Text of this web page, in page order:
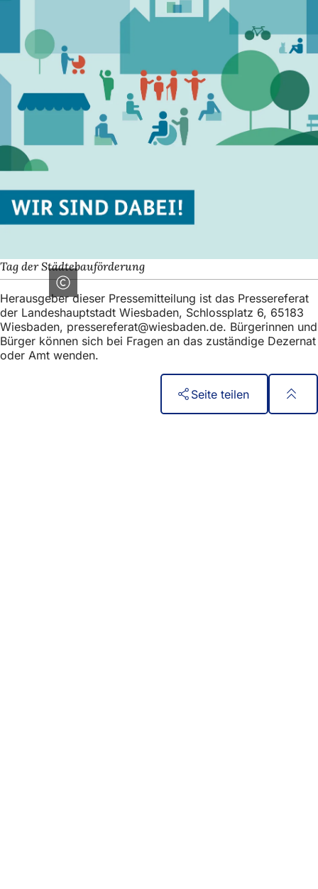
Tag der Städtebauförderung
Herausgeber dieser Pressemitteilung ist das Pressereferat
der Landeshauptstadt Wiesbaden, Schlossplatz 6, 65183
Wiesbaden, pressereferat wiesbaden de. Bürgerinnen und
Bürger können sich bei Fragen an das zuständige Dezernat
oder Amt wenden.
Seite teilen